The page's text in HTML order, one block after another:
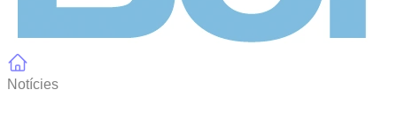
Notícies